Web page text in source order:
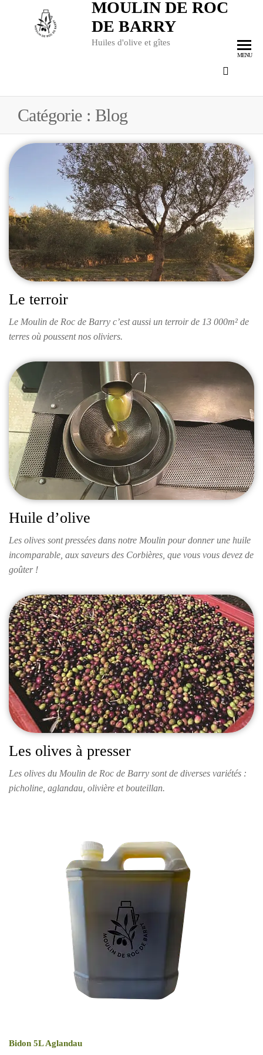
MOULIN DE ROC
DE BARRY
Huiles d'olive et gîtes
MENU
Catégorie : Blog
Le terroir
Le Moulin de Roc de Barry c’est aussi un terroir de 13 000m² de
terres où poussent nos oliviers.
Huile d’olive
Les olives sont pressées dans notre Moulin pour donner une huile
incomparable, aux saveurs des Corbières, que vous vous devez de
goûter !
Les olives à presser
Les olives du Moulin de Roc de Barry sont de diverses variétés :
picholine, aglandau, olivière et bouteillan.
Bidon 5L Aglandau